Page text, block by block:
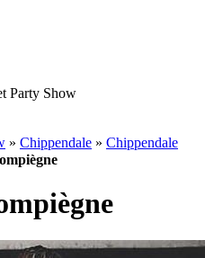
Party Show
» Chippendale » Chippendale